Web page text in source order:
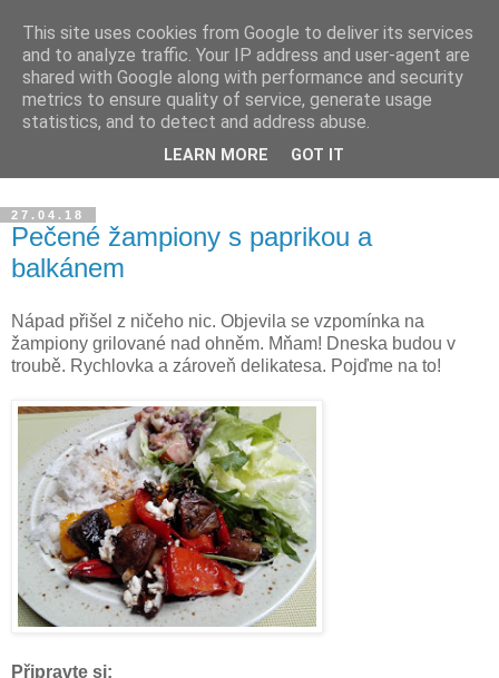
Blog Magdalény JP o
zdravém jídle a šťastném
27.04.18
Pečené žampiony s paprikou a
balkánem
Nápad přišel z ničeho nic. Objevila se vzpomínka na
žampiony grilované nad ohněm. Mňam! Dneska budou v
troubě. Rychlovka a zároveň delikatesa. Pojďme na to!
Připravte si:
This site uses cookies from Google to deliver its services
and to analyze traffic. Your IP address and user-agent are
shared with Google along with performance and security
metrics to ensure quality of service, generate usage
statistics, and to detect and address abuse.
LEARN MORE GOT IT